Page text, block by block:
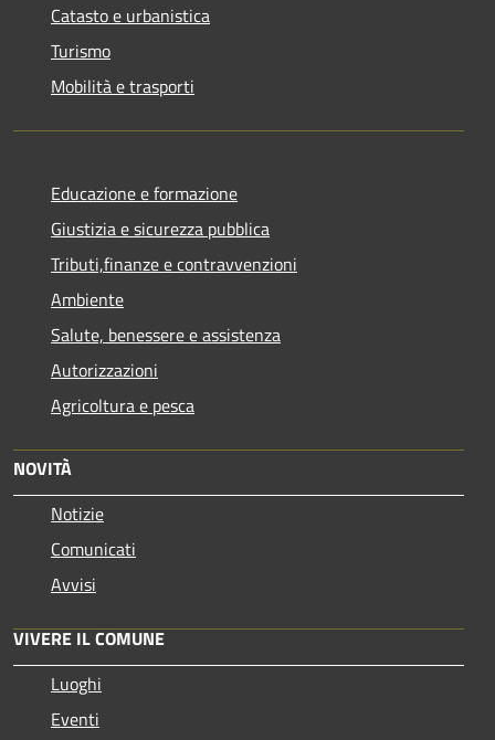
Catasto e urbanistica
Turismo
Mobilità e trasporti
Educazione e formazione
Giustizia e sicurezza pubblica
Tributi,finanze e contravvenzioni
Ambiente
Salute, benessere e assistenza
Autorizzazioni
Agricoltura e pesca
NOVITÀ
Notizie
Comunicati
Avvisi
VIVERE IL COMUNE
Luoghi
Eventi